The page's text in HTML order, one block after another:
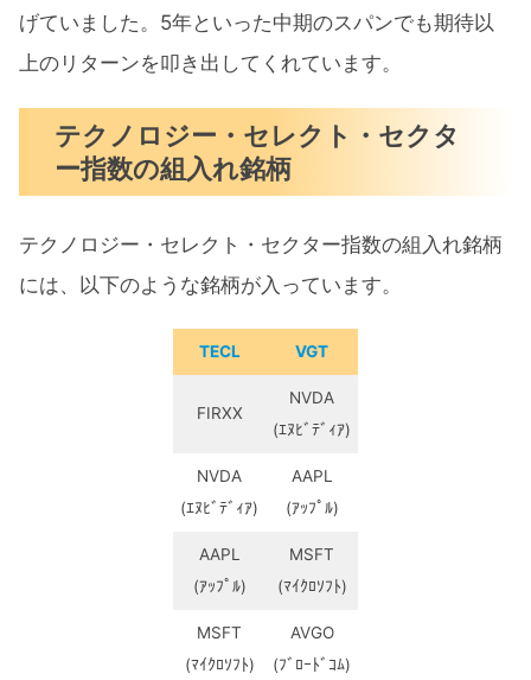
げていました。5年といった中期のスパンでも期待以
上のリターンを叩き出してくれています。
テクノロジー・セレクト・セクタ
ー指数の組入れ銘柄
テクノロジー・セレクト・セクター指数の組入れ銘柄
には、以下のような銘柄が入っています。
TECL VGT
FIRXX
NVDA
(ｴﾇﾋﾞﾃﾞｨｱ)
NVDA
(ｴﾇﾋﾞﾃﾞｨｱ)
AAPL
(ｱｯﾌﾟﾙ)
AAPL
(ｱｯﾌﾟﾙ)
MSFT
(ﾏｲｸﾛｿﾌﾄ)
MSFT
(ﾏｲｸﾛｿﾌﾄ)
AVGO
(ﾌﾞﾛｰﾄﾞｺﾑ)